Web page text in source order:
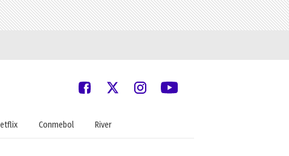
Conmebol River